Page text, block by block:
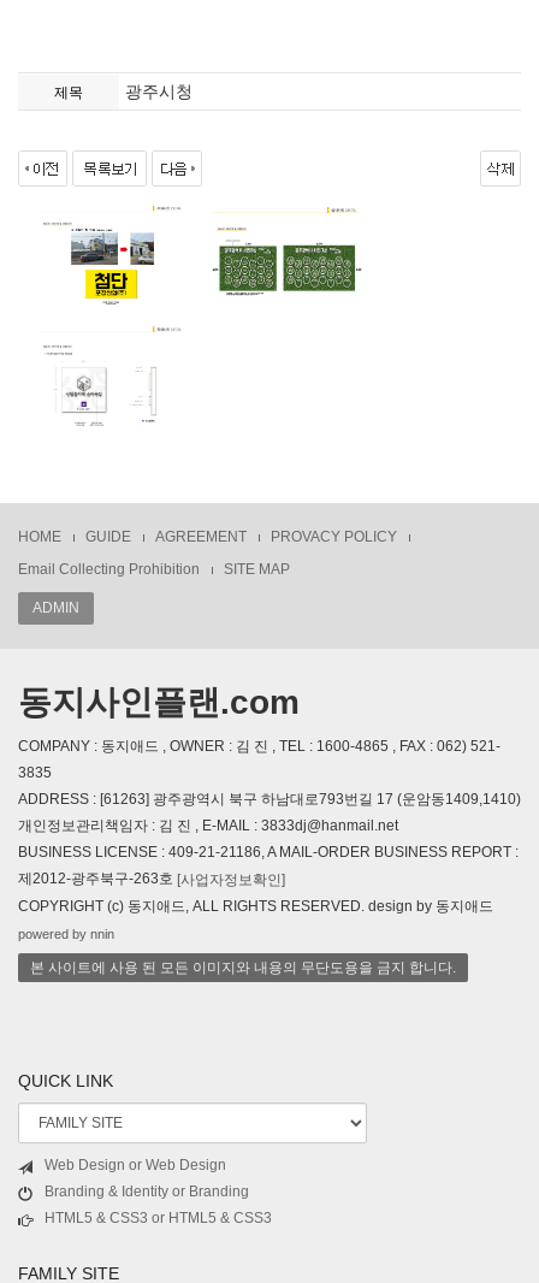
제목 광주시청
HOME GUIDE AGREEMENT
PROVACY POLICY
Email Collecting Prohibition
SITE MAP
ADMIN
동지사인플랜.com
COMPANY : 동지애드 , OWNER : 김 진 , TEL : 1600-4865 , FAX : 062) 521-
3835
ADDRESS : [61263] 광주광역시 북구 하남대로793번길 17 (운암동1409,1410)
개인정보관리책임자 : 김 진 , E-MAIL : 3833dj@hanmail.net
BUSINESS LICENSE : 409-21-21186, A MAIL-ORDER BUSINESS REPORT :
제2012-광주북구-263호 [사업자정보확인]
COPYRIGHT (c) 동지애드, ALL RIGHTS RESERVED. design by 동지애드
powered by nnin
본 사이트에 사용 된 모든 이미지와 내용의 무단도용을 금지 합니다.
QUICK LINK
Web Design or Web Design
Branding & Identity or Branding
HTML5 & CSS3 or HTML5 & CSS3
FAMILY SITE